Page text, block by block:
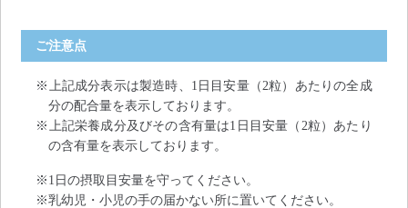
ご注意点
※上記成分表示は製造時、1日目安量（2粒）あたりの全成
分の配合量を表示しております。
※上記栄養成分及びその含有量は1日目安量（2粒）あたり
の含有量を表示しております。
※1日の摂取目安量を守ってください。
※乳幼児・小児の手の届かない所に置いてください。